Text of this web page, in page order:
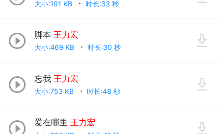
大小:191 KB 时长:33 秒
脚本 王力宏
大小:469 KB 时长:30 秒
忘我 王力宏
大小:753 KB 时长:48 秒
爱在哪里 王力宏